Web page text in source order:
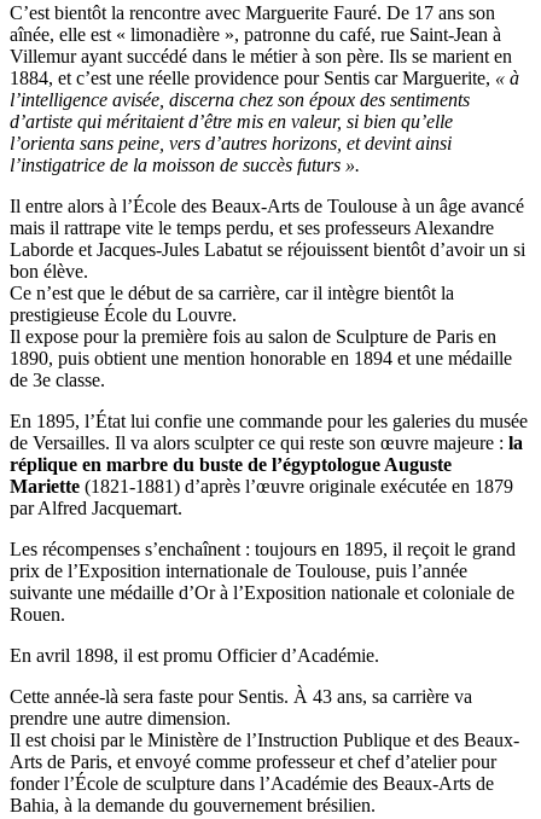
C’est bientôt la rencontre avec Marguerite Fauré. De 17 ans son
aînée, elle est « limonadière », patronne du café, rue Saint-Jean à
Villemur ayant succédé dans le métier à son père. Ils se marient en
1884, et c’est une réelle providence pour Sentis car Marguerite, « à
l’intelligence avisée, discerna chez son époux des sentiments
d’artiste qui méritaient d’être mis en valeur, si bien qu’elle
l’orienta sans peine, vers d’autres horizons, et devint ainsi
l’instigatrice de la moisson de succès futurs ».
Il entre alors à l’École des Beaux-Arts de Toulouse à un âge avancé
mais il rattrape vite le temps perdu, et ses professeurs Alexandre
Laborde et Jacques-Jules Labatut se réjouissent bientôt d’avoir un si
bon élève.
Ce n’est que le début de sa carrière, car il intègre bientôt la
prestigieuse École du Louvre.
Il expose pour la première fois au salon de Sculpture de Paris en
1890, puis obtient une mention honorable en 1894 et une médaille
de 3e classe.
En 1895, l’État lui confie une commande pour les galeries du musée
de Versailles. Il va alors sculpter ce qui reste son œuvre majeure : la
réplique en marbre du buste de l’égyptologue Auguste
Mariette (1821-1881) d’après l’œuvre originale exécutée en 1879
par Alfred Jacquemart.
Les récompenses s’enchaînent : toujours en 1895, il reçoit le grand
prix de l’Exposition internationale de Toulouse, puis l’année
suivante une médaille d’Or à l’Exposition nationale et coloniale de
Rouen.
En avril 1898, il est promu Officier d’Académie.
Cette année-là sera faste pour Sentis. À 43 ans, sa carrière va
prendre une autre dimension.
Il est choisi par le Ministère de l’Instruction Publique et des Beaux-
Arts de Paris, et envoyé comme professeur et chef d’atelier pour
fonder l’École de sculpture dans l’Académie des Beaux-Arts de
Bahia, à la demande du gouvernement brésilien.